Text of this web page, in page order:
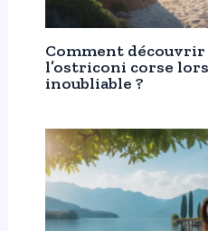
Comment découvrir
l’ostriconi corse
inoubliable ?